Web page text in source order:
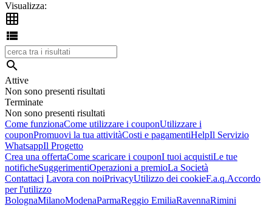
Visualizza:



Attive
Non sono presenti risultati
Terminate
Non sono presenti risultati
Come funzionaCome utilizzare i couponUtilizzare i
couponPromuovi la tua attivitàCosti e pagamentiHelpIl Servizio
WhatsappIl Progetto
Crea una offertaCome scaricare i couponI tuoi acquistiLe tue
notificheSuggerimentiOperazioni a premioLa Società
Contattaci Lavora con noiPrivacyUtilizzo dei cookieF.a.q.Accordo
per l'utilizzo
BolognaMilanoModenaParmaReggio EmiliaRavennaRimini